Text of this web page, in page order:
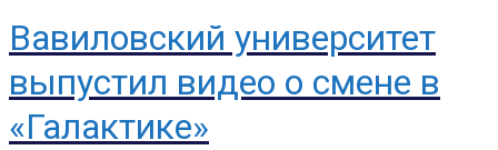
Вавиловский университет
выпустил видео о смене в
«Галактике»